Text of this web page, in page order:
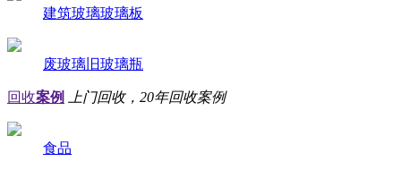
建筑玻璃玻璃板
废玻璃旧玻璃瓶
回收案例 上门回收，20年回收案例
食品